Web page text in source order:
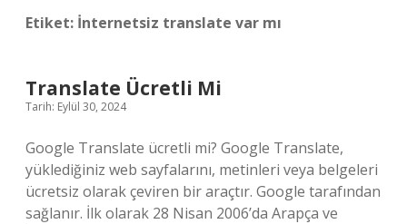
Etiket: İnternetsiz translate var mı
Translate Ücretli Mi
Tarih: Eylül 30, 2024
Google Translate ücretli mi? Google Translate,
yüklediğiniz web sayfalarını, metinleri veya belgeleri
ücretsiz olarak çeviren bir araçtır. Google tarafından
sağlanır. İlk olarak 28 Nisan 2006’da Arapça ve